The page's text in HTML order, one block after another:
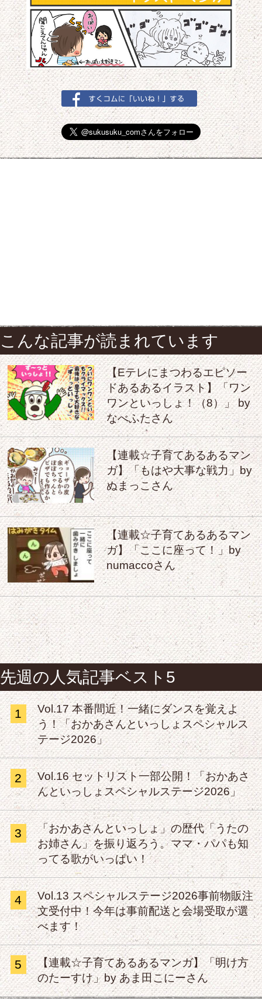
こんな記事が読まれています
【Eテレにまつわるエピソー
ドあるあるイラスト】「ワン
ワンといっしょ！（8）」 by
なべふたさん
【連載☆子育てあるあるマン
ガ】「もはや大事な戦力」by
ぬまっこさん
【連載☆子育てあるあるマン
ガ】「ここに座って！」by
numaccoさん
先週の人気記事ベスト5
1
Vol.17 本番間近！一緒にダンスを覚えよ
う！「おかあさんといっしょスペシャルス
テージ2026」
2
Vol.16 セットリスト一部公開！「おかあさ
んといっしょスペシャルステージ2026」
3
「おかあさんといっしょ」の歴代「うたの
お姉さん」を振り返ろう。ママ・パパも知
ってる歌がいっぱい！
4
Vol.13 スペシャルステージ2026事前物販注
文受付中！今年は事前配送と会場受取が選
べます！
5
【連載☆子育てあるあるマンガ】「明け方
のたーすけ」by あま田こにーさん